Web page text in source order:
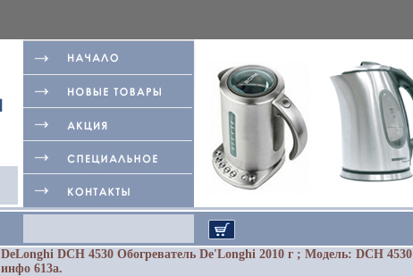
DeLonghi DCH 4530 Обогреватель De'Longhi 2010 г ; Модель: DCH 4530
инфо 613a.